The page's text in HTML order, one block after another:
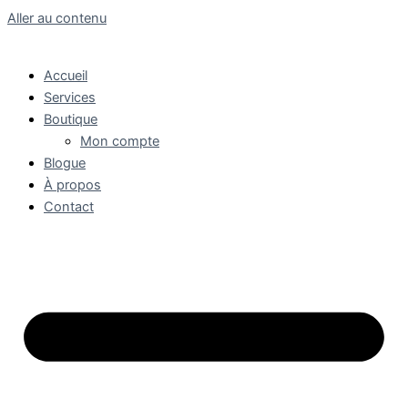
Aller au contenu
Accueil
Services
Boutique
Mon compte
Blogue
À propos
Contact